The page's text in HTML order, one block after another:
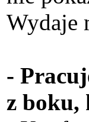
Wydaje
-
z boku,